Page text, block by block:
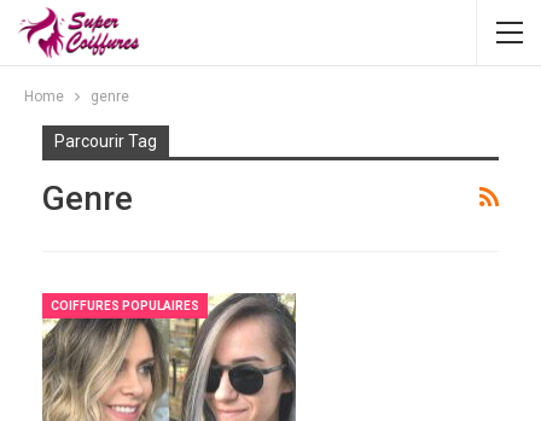
Home genre
Parcourir Tag
Genre
COIFFURES POPULAIRES